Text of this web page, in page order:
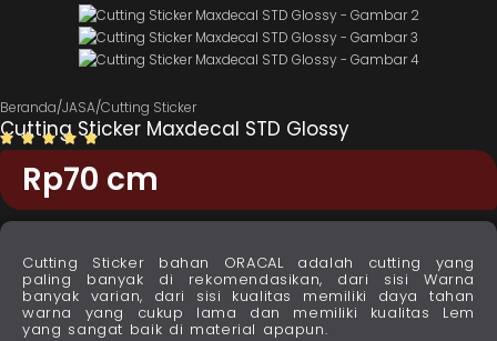
Beranda/JASA/Cutting Sticker
Cutting Sticker Maxdecal STD Glossy
Rp70 cm
Cutting Sticker bahan ORACAL adalah cutting yang
paling banyak di rekomendasikan, dari sisi Warna
banyak varian, dari sisi kualitas memiliki daya tahan
warna yang cukup lama dan memiliki kualitas Lem
yang sangat baik di material apapun.